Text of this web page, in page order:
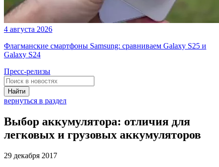
4 августа 2026
Флагманские смартфоны Samsung: сравниваем Galaxy S25 и
Galaxy S24
Пресс-релизы
Найти
вернуться в раздел
Выбор аккумулятора: отличия для
легковых и грузовых аккумуляторов
29 декабря 2017